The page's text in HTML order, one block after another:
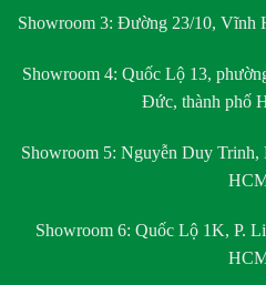
Showroom 3: Đường 23/10, Vĩnh
Showroom 4: Quốc Lộ 13,
Đức, thành phố
Showroom 5: Nguyễn Duy Trinh,
Showroom 6: Quốc Lộ 1K, P.